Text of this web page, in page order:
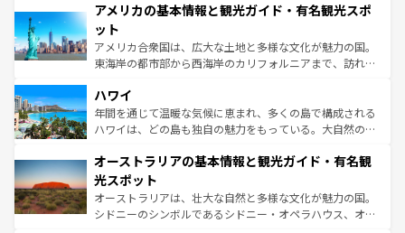
ンツ一覧を参照してほしい。
の建物がそのまま残る町や、スイスならではのユニークな
博物館もあり、アルプス観光だけでなく町歩きも満喫する
ことができる。国民の所得が高いため物価も高いが、旅行
者向けの交通パス提供のサービスもあり、うまく活用すれ
着のスイス情報は
アメリカの基本情報と観光ガイド・有名観光スポ
ット
アメリカ合衆国は、広大な土地と多様な文化が魅力の国。
東海岸の都市部から西海岸のカリフォルニアまで、訪れる
のような巨大都市は、観光、ショッピング、エンターテイ
ンメントが詰まった刺激的なスポットだ。一方、アメリカ
西部には大自然が広がり、グランドキャニオンやイエロー
部のニューオーリンズでは、音楽と美食が融合した独特の
文化が魅力。旅行者はアメリカの各地域で異なる魅力を楽
しみながら、その多様性と豊かな歴史を感じることができ
るだろう。車でのロードトリップや列車の旅も、アメリカ
ハワイ
年間を通じて温暖な気候に恵まれ、多くの島で構成される
ハワイは、どの島も独自の魅力をもっている。大自然の神
ワイ島は見逃せない。また、定番の観光地といえばオアフ
島だが、静かな自然を求めるならマウイ島やカウアイ島が
おすすめ。エメラルドグリーンに輝く海をはじめ、豊かな
文化や歴史が息づいている。「アロハスピリット」と呼ば
オーストラリアの基本情報と観光ガイド・有名観
光スポット
オーストラリアは、壮大な自然と多様な文化が魅力の国。
シドニーのシンボルであるシドニー・オペラハウス、オー